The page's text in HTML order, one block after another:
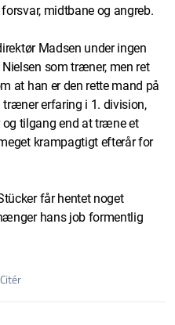
midtbane og angreb.
Madsen under ingen
som træner, men ret
at han er den rette mand på
erfaring i 1. division,
tilgang end at træne et
krampagtigt efterår for
får hentet noget
hans job formentlig
Citér